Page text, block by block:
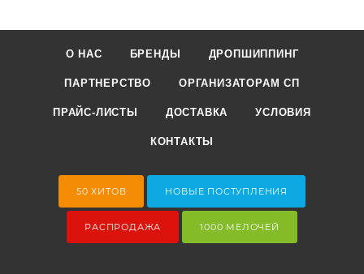
О НАС БРЕНДЫ ДРОПШИППИНГ
ПАРТНЕРСТВО ОРГАНИЗАТОРАМ СП
ПРАЙС-ЛИСТЫ ДОСТАВКА УСЛОВИЯ
КОНТАКТЫ
50 ХИТОВ НОВЫЕ ПОСТУПЛЕНИЯ
РАСПРОДАЖА 1000 МЕЛОЧЕЙ